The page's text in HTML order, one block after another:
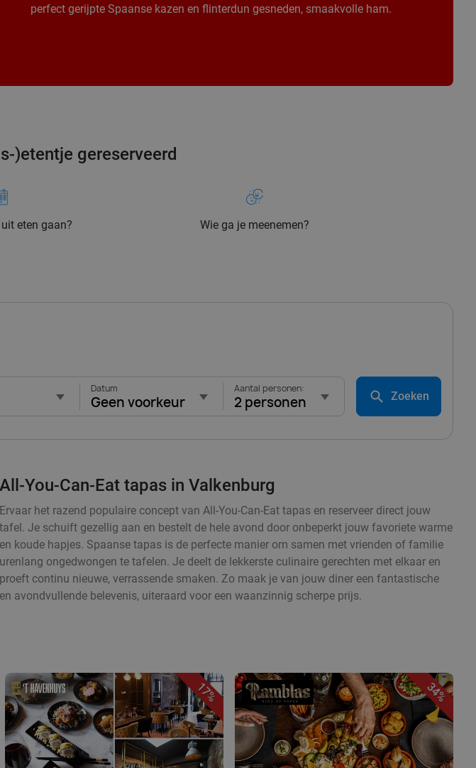
perfect gerijpte Spaanse kazen en flinterdun gesneden, smaakvolle ham.
)etentje gereserveerd
eten gaan? Wie ga je meenemen?
Datum
Geen voorkeur
Aantal personen:
2 personen Zoeken
All-You-Can-Eat tapas in Valkenburg
Ervaar het razend populaire concept van All-You-Can-Eat tapas en reserveer direct jouw
tafel. Je schuift gezellig aan en bestelt de hele avond door onbeperkt jouw favoriete warme
en koude hapjes. Spaanse tapas is de perfecte manier om samen met vrienden of familie
urenlang ongedwongen te tafelen. Je deelt de lekkerste culinaire gerechten met elkaar en
proeft continu nieuwe, verrassende smaken. Zo maak je van jouw diner een fantastische
en avondvullende belevenis, uiteraard voor een waanzinnig scherpe prijs.
17% 34%